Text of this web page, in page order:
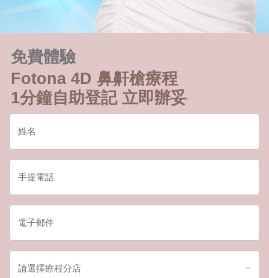
免費體驗
Fotona 4D 鼻鼾槍療程
1分鐘自助登記 立即辦妥